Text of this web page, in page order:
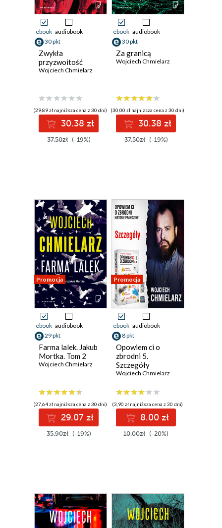
ebook audiobook
30 pkt
Zwykła
przyzwoitość
Wojciech Chmielarz
(29,89 zł najniższa cena z 30 dni)
30.38 zł
37.50zł (-19%)
ebook audiobook
30 pkt
Za granicą
Wojciech Chmielarz
(30,00 zł najniższa cena z 30 dni)
30.38 zł
37.50zł (-19%)
Promocja
ebook audiobook
29 pkt
Farma lalek. Jakub
Mortka. Tom 2
Wojciech Chmielarz
(27,64 zł najniższa cena z 30 dni)
29.07 zł
35.90zł (-19%)
Promocja
ebook audiobook
8 pkt
Opowiem ci o
zbrodni 5.
Szczegóły
Wojciech Chmielarz
(3,90 zł najniższa cena z 30 dni)
8.00 zł
10.00zł (-20%)